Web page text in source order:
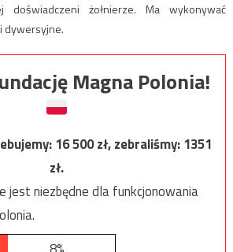
doświadczeni żołnierze. Ma wykonywać
dywersyjne.
Magna Polonia!
16 500zł, zebraliśmy:1351
zł.
jest niezbędne dla funkcjonowania